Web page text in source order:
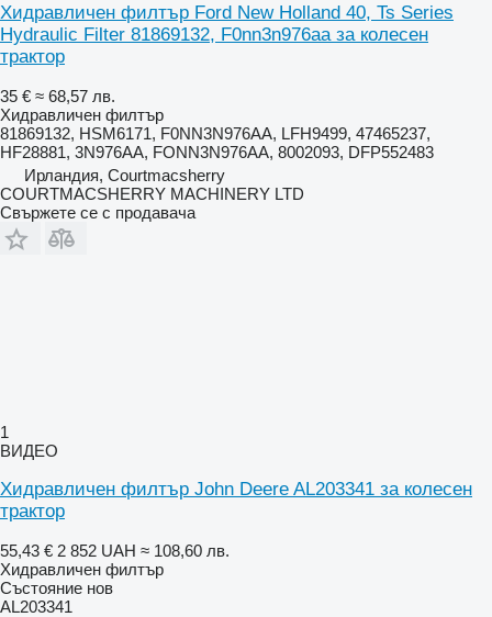
Хидравличен филтър Ford New Holland 40, Ts Series
Hydraulic Filter 81869132, F0nn3n976aa за колесен
трактор
35 € ≈ 68,57 лв.
Хидравличен филтър
81869132, HSM6171, F0NN3N976AA, LFH9499, 47465237,
HF28881, 3N976AA, FONN3N976AA, 8002093, DFP552483
Ирландия, Courtmacsherry
COURTMACSHERRY MACHINERY LTD
Свържете се с продавача
1
ВИДЕО
Хидравличен филтър John Deere AL203341 за колесен
трактор
55,43 € 2 852 UAH ≈ 108,60 лв.
Хидравличен филтър
Състояние нов
AL203341